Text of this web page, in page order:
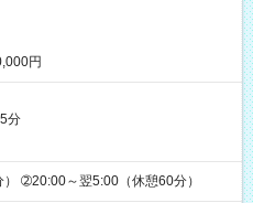
円
分
➁20:00～翌5:00（休憩60分）